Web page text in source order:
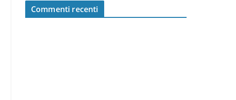
Commenti recenti